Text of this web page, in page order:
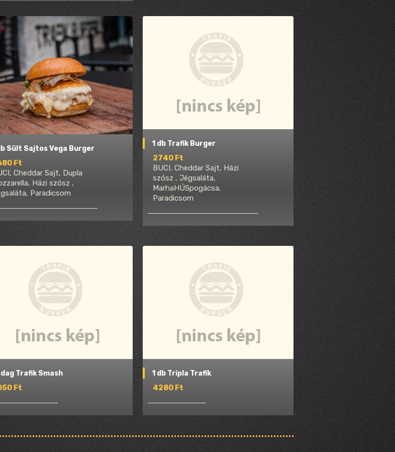
Sült Sajtos Vega Burger
Ft
Cheddar Sajt, Dupla
Házi szósz ,
Paradicsom
1 db Trafik Burger
2740 Ft
BUCI, Cheddar Sajt, Házi
szósz , Jégsaláta,
MarhaHÚSpogácsa,
Paradicsom
Trafik Smash
Ft
1 db Tripla Trafik
4280 Ft